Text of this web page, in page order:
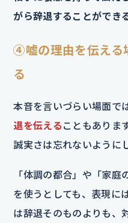
がら辞退することができ
④嘘の理由を伝える
る
本音を言いづらい場面では
退を伝える こともありま
誠実さは忘れないように
「体調の都合」や「家庭
を使うとしても、表現に
は辞退そのものよりも、